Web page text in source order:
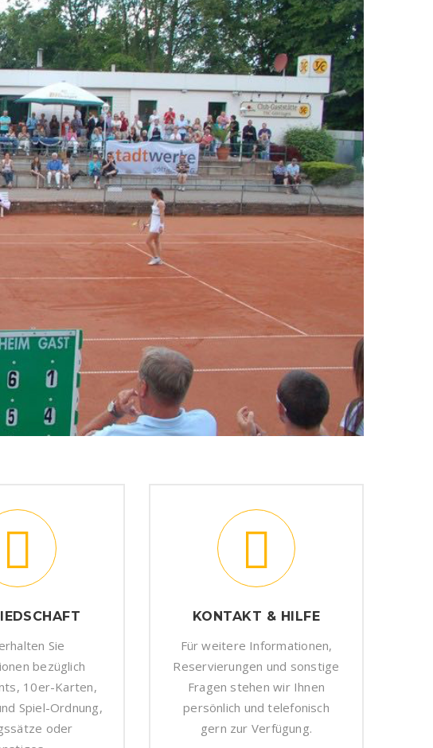
Sie
bezüglich
10er-Karten,
Spiel-Ordnung,
oder
KONTAKT & HILFE
Für weitere Informationen,
Reservierungen und sonstige
Fragen stehen wir Ihnen
persönlich und telefonisch
gern zur Verfügung.